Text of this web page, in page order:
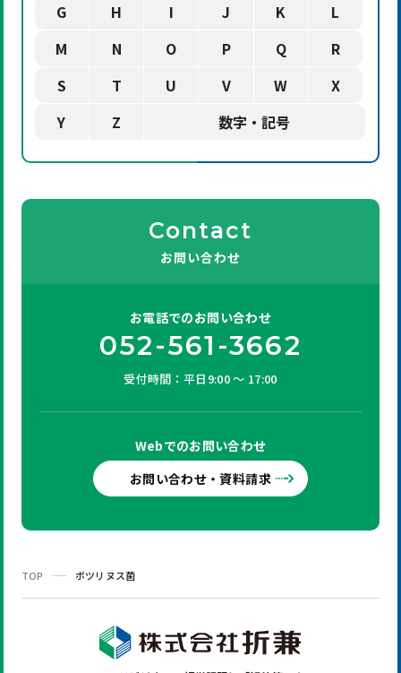
G
H I J K
L
M
N O P Q
R
S
T U V W
X
Y
Z 数字・記号
Contact
お問い合わせ
お電話でのお問い合わせ
052-561-3662
受付時間：平日9:00 ～ 17:00
Webでのお問い合わせ
お問い合わせ・資料請求
TOP ボツリヌス菌